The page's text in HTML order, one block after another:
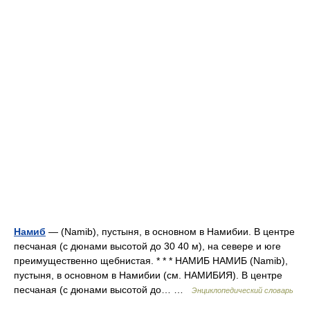
Намиб — (Namib), пустыня, в основном в Намибии. В центре
песчаная (с дюнами высотой до 30 40 м), на севере и юге
преимущественно щебнистая. * * * НАМИБ НАМИБ (Namib),
пустыня, в основном в Намибии (см. НАМИБИЯ). В центре
песчаная (с дюнами высотой до… …
Энциклопедический словарь